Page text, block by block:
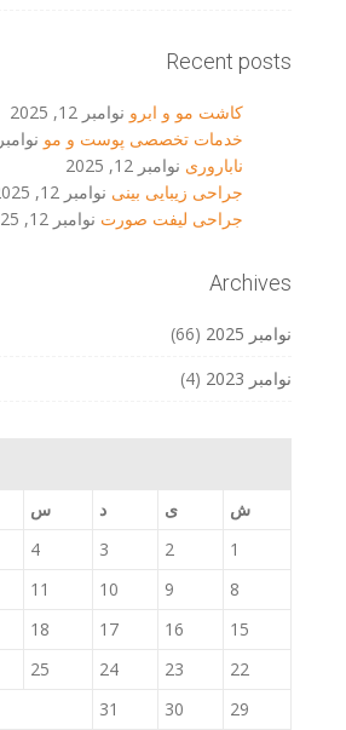
Recent posts
کاشت مو و ابرو نوامبر 12, 2025
خدمات تخصصی پوست و مو نوامبر 12, 2025
ناباروری نوامبر 12, 2025
جراحی زیبایی بینی نوامبر 12, 2025
جراحی لیفت صورت نوامبر 12, 2025
Archives
نوامبر 2025
(66)
نوامبر 2023
(4)
ش
ی د س
1
2
3
4
8
9
10
11
15
16
17
18
22
23
24
25
29
30
31